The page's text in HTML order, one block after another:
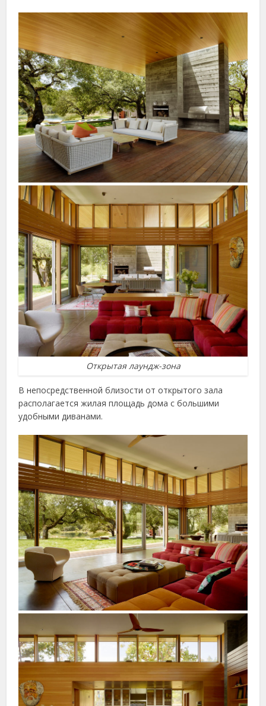
Открытая лаундж-зона
В непосредственной близости от открытого зала
располагается жилая площадь дома с большими
удобными диванами.